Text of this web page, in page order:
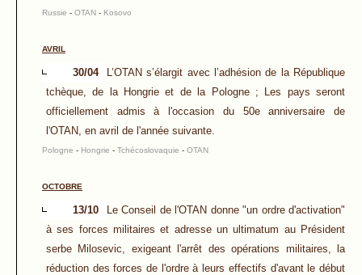
Russie - OTAN - Kosovo
AVRIL
30/04
L’OTAN s’élargit avec l’adhésion de la République
tchèque, de la Hongrie et de la Pologne ; Les pays seront
officiellement admis à l'occasion du 50e anniversaire de
l'OTAN, en avril de l'année suivante.
Pologne - Hongrie - Tchécoslovaquie - OTAN
OCTOBRE
13/10
Le Conseil de l'OTAN donne "un ordre d'activation"
à ses forces militaires et adresse un ultimatum au Président
serbe Milosevic, exigeant l'arrêt des opérations militaires, la
réduction des forces de l'ordre à leurs effectifs d'avant le début